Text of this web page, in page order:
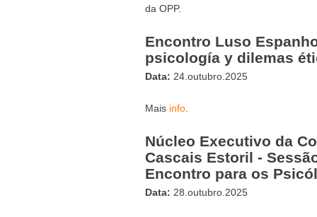
da OPP.
Encontro Luso
psicología y dilemas
Data: 24.outubro.2025
Mais info
Núcleo Executivo da
Cascais Estoril -
Encontro para os
Data: 28.outubro.2025